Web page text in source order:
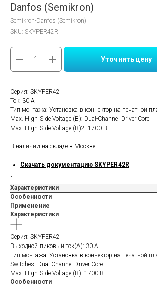
Danfos (Semikron)
Semikron-Danfos (Semikron)
SKU: SKYPER42R
Уточнить цену
Серия: SKYPER42
Ток: 30 A
Тип монтажа: Установка в коннектор на печатной
Мах. High Side Voltage (В): Dual-Channel Driver Core
Мах. High Side Voltage (В)2: 1700 В
В наличии на складе в Москве.
Скачать документацию SKYPER42R
"
Характеристики
Особенности
Применение
Характеристики
Серия: SKYPER42
Выходной пиковый ток(A): 30 A
Тип монтажа: Установка в коннектор на печатной
Switches: Dual-Channel Driver Core
Мах. High Side Voltage (В): 1700 В
Особенности